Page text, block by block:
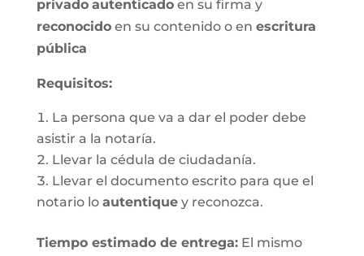
privado autenticadoen su firma y
reconocidoen su contenido o en escritura
pública
Requisitos:
La persona que va a dar el poder debe
asistir a la notaría.
Llevar la cédula de ciudadanía.
Llevar el documento escrito para que el
notario lo autentiquey reconozca.
Tiempo estimado de entrega:El mismo